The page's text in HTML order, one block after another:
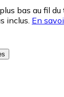
bas au fil
inclus. En